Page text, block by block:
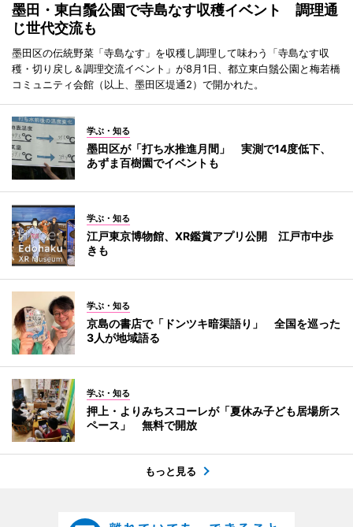
墨田・東白鬚公園で寺島なす収穫イベント 調理通
じ世代交流も
墨田区の伝統野菜「寺島なす」を収穫し調理して味わう「寺島なす収
穫・切り戻し＆調理交流イベント」が8月1日、都立東白鬚公園と梅若橋
コミュニティ会館（以上、墨田区堤通2）で開かれた。
学ぶ・知る
墨田区が「打ち水推進月間」 実測で14度低下、
あずま百樹園でイベントも
学ぶ・知る
江戸東京博物館、XR鑑賞アプリ公開 江戸市中歩
きも
学ぶ・知る
京島の書店で「ドンツキ暗渠語り」 全国を巡った
3人が地域語る
学ぶ・知る
押上・よりみちスコーレが「夏休み子ども居場所ス
ペース」 無料で開放
もっと見る